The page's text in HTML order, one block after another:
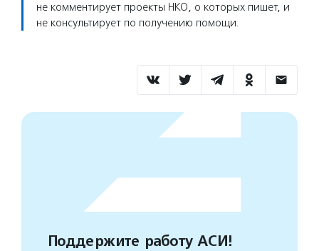
не комментирует проекты НКО, о которых пишет, и
не консультирует по получению помощи.
Поддержите работу АСИ!